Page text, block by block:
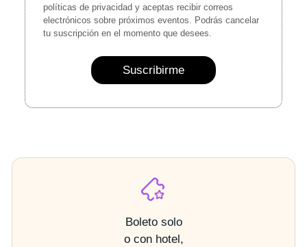
políticas de privacidad y aceptas recibir correos
electrónicos sobre próximos eventos. Podrás cancelar
tu suscripción en el momento que desees.
Suscribirme
Boleto solo
o con hotel,